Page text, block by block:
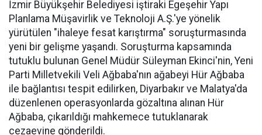
İzmir Büyükşehir Belediyesi iştiraki Egeşehir Yapı
Planlama Müşavirlik ve Teknoloji A.Ş.'ye yönelik
yürütülen "ihaleye fesat karıştırma" soruşturmasında
yeni bir gelişme yaşandı. Soruşturma kapsamında
tutuklu bulunan Genel Müdür Süleyman Ekinci'nin, Yeni
Parti Milletvekili Veli Ağbaba'nın ağabeyi Hür Ağbaba
ile bağlantısı tespit edilirken, Diyarbakır ve Malatya'da
düzenlenen operasyonlarda gözaltına alınan Hür
Ağbaba, çıkarıldığı mahkemece tutuklanarak
cezaevine gönderildi.